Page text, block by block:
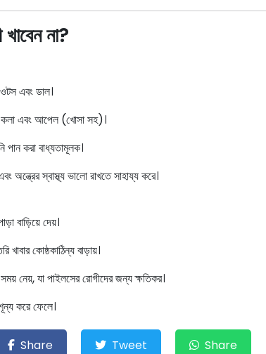
না?
এবং ডাল।
কলা এবং আপেল (খোসা সহ)।
করা বাধ্যতামূলক।
অন্ত্রের স্বাস্থ্য ভালো রাখতে সাহায্য করে।
বাড়িয়ে দেয়।
খাবার কোষ্ঠকাঠিন্য বাড়ায়।
নেয়, যা পাইলসের রোগীদের জন্য ক্ষতিকর।
করে ফেলে।
Share Tweet Share